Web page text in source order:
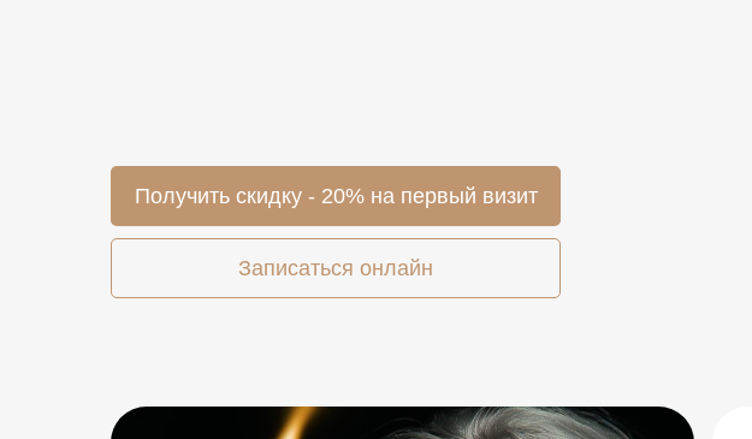
Получить скидку - 20% на первый визит
Записаться онлайн